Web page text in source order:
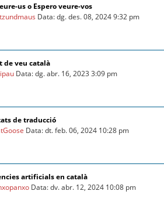
us o Espero veure-vos
Data: dg. des. 08, 2024 9:32 pm
de veu català
Data: dg. abr. 16, 2023 3:09 pm
de traducció
Data: dt. feb. 06, 2024 10:28 pm
artificials en català
Data: dv. abr. 12, 2024 10:08 pm